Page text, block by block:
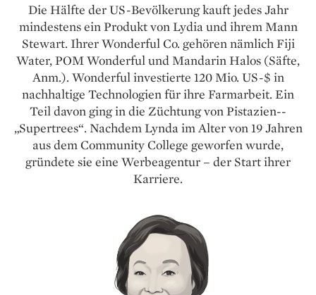
Die Hälfte der US-Bevölkerung kauft jedes Jahr
mindestens ein Produkt von Lydia und ihrem Mann
Stewart. Ihrer Wonderful Co. gehören nämlich Fiji
Water, POM Wonderful und Mandarin Halos (Säfte,
Anm.). Wonderful investierte 120 Mio. US-$ in
nachhaltige Technologien für ihre Farm­arbeit. Ein
Teil davon ging in die Züchtung von Pistazien-­
„Supertrees“. Nachdem Lynda im Alter von 19 Jahren
aus dem Community College geworfen wurde,
gründete sie eine Werbeagentur – der Start ihrer
Karriere.